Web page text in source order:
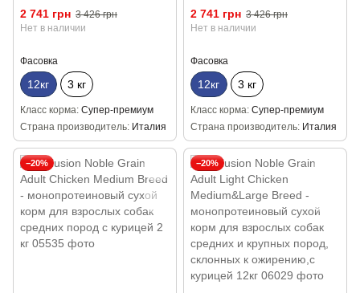
для взрослых собак средних
пород с ягненком 12 кг
2 741 грн 3 426 грн
Нет в наличии
Фасовка
12кг 3 кг
Класс корма Супер-премиум
Страна производитель Италия
для взрослых собак средних
пород с тунцом 12 кг
2 741 грн 3 426 грн
Нет в наличии
Фасовка
12кг 3 кг
Класс корма Супер-премиум
Страна производитель Италия
−20% −20%